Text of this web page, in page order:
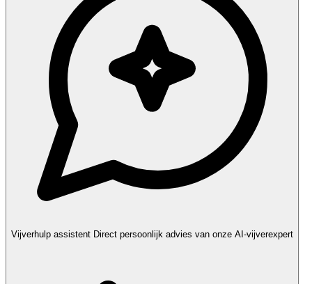
Vijverhulp assistent Direct persoonlijk advies van onze AI-vijverexpert